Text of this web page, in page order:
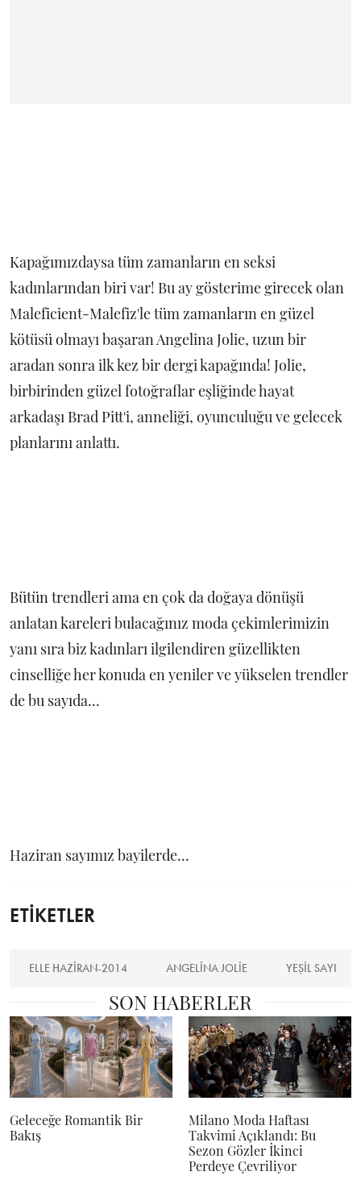
Kapağımızdaysa tüm zamanların en seksi
kadınlarından biri var! Bu ay gösterime girecek olan
Maleficient-Malefiz'le tüm zamanların en güzel
kötüsü olmayı başaran Angelina Jolie, uzun bir
aradan sonra ilk kez bir dergi kapağında! Jolie,
birbirinden güzel fotoğraflar eşliğinde hayat
arkadaşı Brad Pitt'i, anneliği, oyunculuğu ve gelecek
planlarını anlattı.
Bütün trendleri ama en çok da doğaya dönüşü
anlatan kareleri bulacağınız moda çekimlerimizin
yanı sıra biz kadınları ilgilendiren güzellikten
cinselliğe her konuda en yeniler ve yükselen trendler
de bu sayıda...
Haziran sayımız bayilerde...
ETİKETLER
ELLE HAZIRAN-2014 ANGELINA JOLIE YEŞIL SAYI
SON HABERLER
Geleceğe Romantik Bir
Bakış
Milano Moda Haftası
Takvimi Açıklandı: Bu
Sezon Gözler İkinci
Perdeye Çevriliyor